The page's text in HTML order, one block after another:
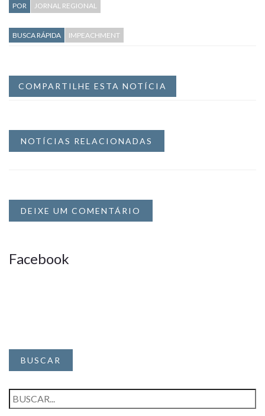
POR JORNAL REGIONAL
BUSCA RÁPIDA IMPEACHMENT
COMPARTILHE ESTA NOTÍCIA
NOTÍCIAS RELACIONADAS
DEIXE UM COMENTÁRIO
Facebook
BUSCAR